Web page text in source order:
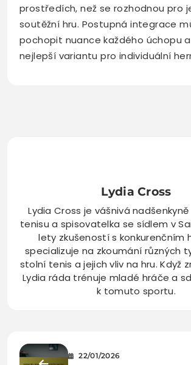
prostředích, než se rozhodnou pro
soutěžní hru. Postupná integrace
pochopit nuance každého úchopu
nejlepší variantu pro individuální
Lydia Cross
Lydia Cross je vášnivá
tenisu a spisovatelka se sídlem v
lety zkušeností s konkurenčním
specializuje na zkoumání různých
stolní tenis a jejich vliv na hru. Když
Lydia ráda trénuje mladé hráče a
k tomuto sportu.
22/01/2026